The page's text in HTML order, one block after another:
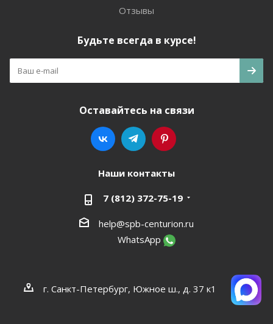
Отзывы
Будьте всегда в курсе!
Оставайтесь на связи
Наши контакты
7 (812) 372-75-19
help@spb-centurion.ru
WhatsApp
г. Санкт-Петербург, Южное ш., д. 37 к1